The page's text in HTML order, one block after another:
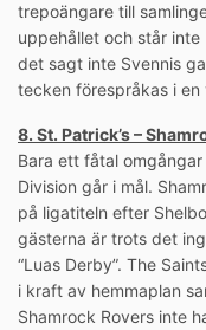
trepoängare till
uppehållet och står inte
det sagt inte Svennis
tecken förespråkas i
8. St. Patrick’s –
Bara ett fåtal
Division går i mål.
på ligatiteln efter
gästerna är trots det
“Luas Derby”. The
i kraft av hemmaplan
Shamrock Rovers inte